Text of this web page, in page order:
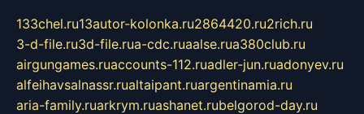
133chel.ru13autor-kolonka.ru2864420.ru2rich.ru
3-d-file.ru3d-file.rua-cdc.ruaalse.rua380club.ru
airgungames.ruaccounts-112.ruadler-jun.ruadonyev.ru
alfeihavsalnassr.rualtaipant.ruargentinamia.ru
aria-family.ruarkrym.ruashanet.rubelgorod-day.ru